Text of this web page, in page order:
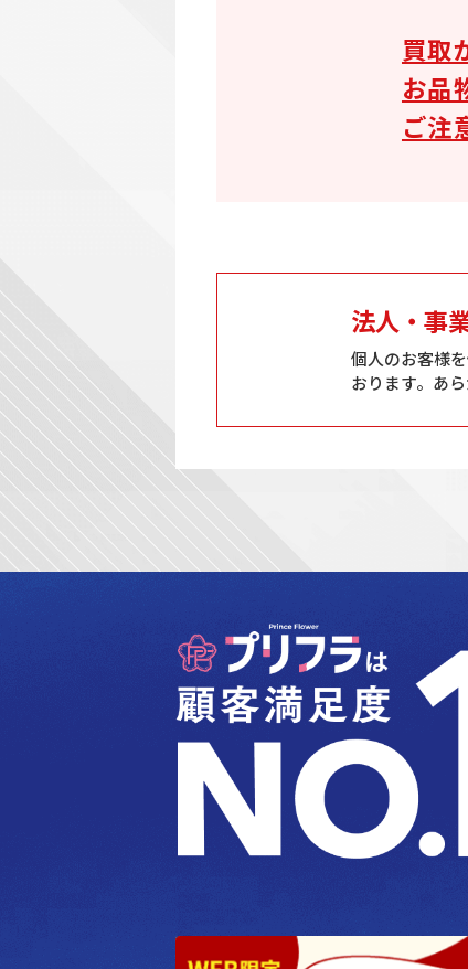
買取
お品
ご注
法人・事
個人のお客様
おります。あ